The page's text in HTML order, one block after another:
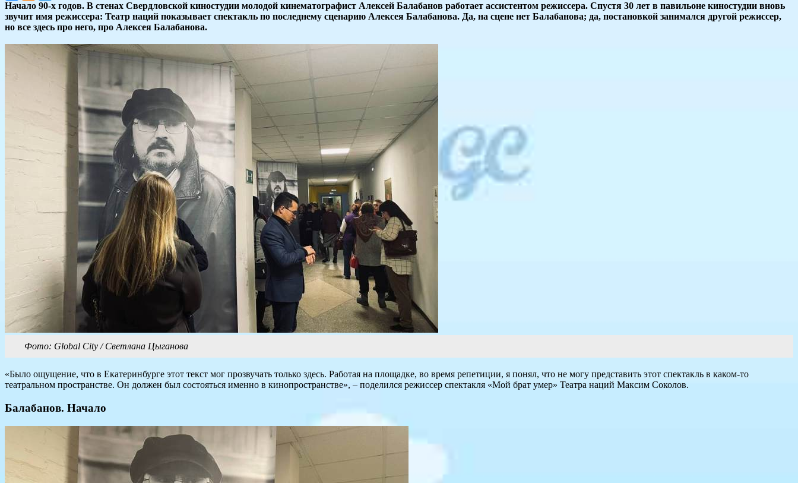
Начало 90-х годов. В стенах Свердловской киностудии молодой кинематографист Алексей Балабанов работает ассистентом режиссера. Спустя 30 лет в павильоне киностудии вновь
звучит имя режиссера: Театр наций показывает спектакль по последнему сценарию Алексея Балабанова. Да, на сцене нет Балабанова; да, постановкой занимался другой режиссер,
но все здесь про него, про Алексея Балабанова.
Фото: Global City / Светлана Цыганова
«Было ощущение, что в Екатеринбурге этот текст мог прозвучать только здесь. Работая на площадке, во время репетиции, я понял, что не могу представить этот спектакль в каком-то
театральном пространстве. Он должен был состояться именно в кинопространстве», – поделился режиссер спектакля «Мой брат умер» Театра наций Максим Соколов.
Балабанов. Начало